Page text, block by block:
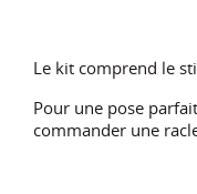
Le kit comprend le
Pour une pose
commander une